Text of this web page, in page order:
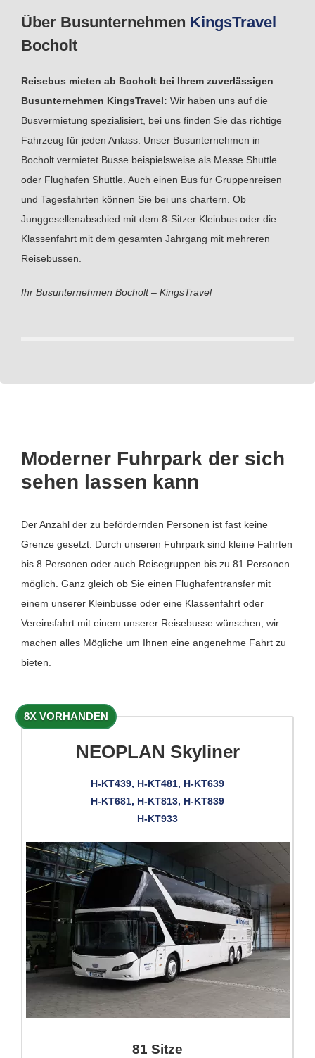
Über Busunternehmen KingsTravel
Bocholt
Reisebus mieten ab Bocholt bei Ihrem zuverlässigen
Busunternehmen KingsTravel: Wir haben uns auf die
Busvermietung spezialisiert, bei uns finden Sie das richtige
Fahrzeug für jeden Anlass. Unser Busunternehmen in
Bocholt vermietet Busse beispielsweise als Messe Shuttle
oder Flughafen Shuttle. Auch einen Bus für Gruppenreisen
und Tagesfahrten können Sie bei uns chartern. Ob
Junggesellenabschied mit dem 8-Sitzer Kleinbus oder die
Klassenfahrt mit dem gesamten Jahrgang mit mehreren
Reisebussen.
Ihr Busunternehmen Bocholt – KingsTravel
Moderner Fuhrpark der sich
sehen lassen kann
Der Anzahl der zu befördernden Personen ist fast keine
Grenze gesetzt. Durch unseren Fuhrpark sind kleine Fahrten
bis 8 Personen oder auch Reisegruppen bis zu 81 Personen
möglich. Ganz gleich ob Sie einen Flughafentransfer mit
einem unserer Kleinbusse oder eine Klassenfahrt oder
Vereinsfahrt mit einem unserer Reisebusse wünschen, wir
machen alles Mögliche um Ihnen eine angenehme Fahrt zu
bieten.
8X VORHANDEN
NEOPLAN Skyliner
H-KT439, H-KT481, H-KT639
H-KT681, H-KT813, H-KT839
H-KT933
81 Sitze